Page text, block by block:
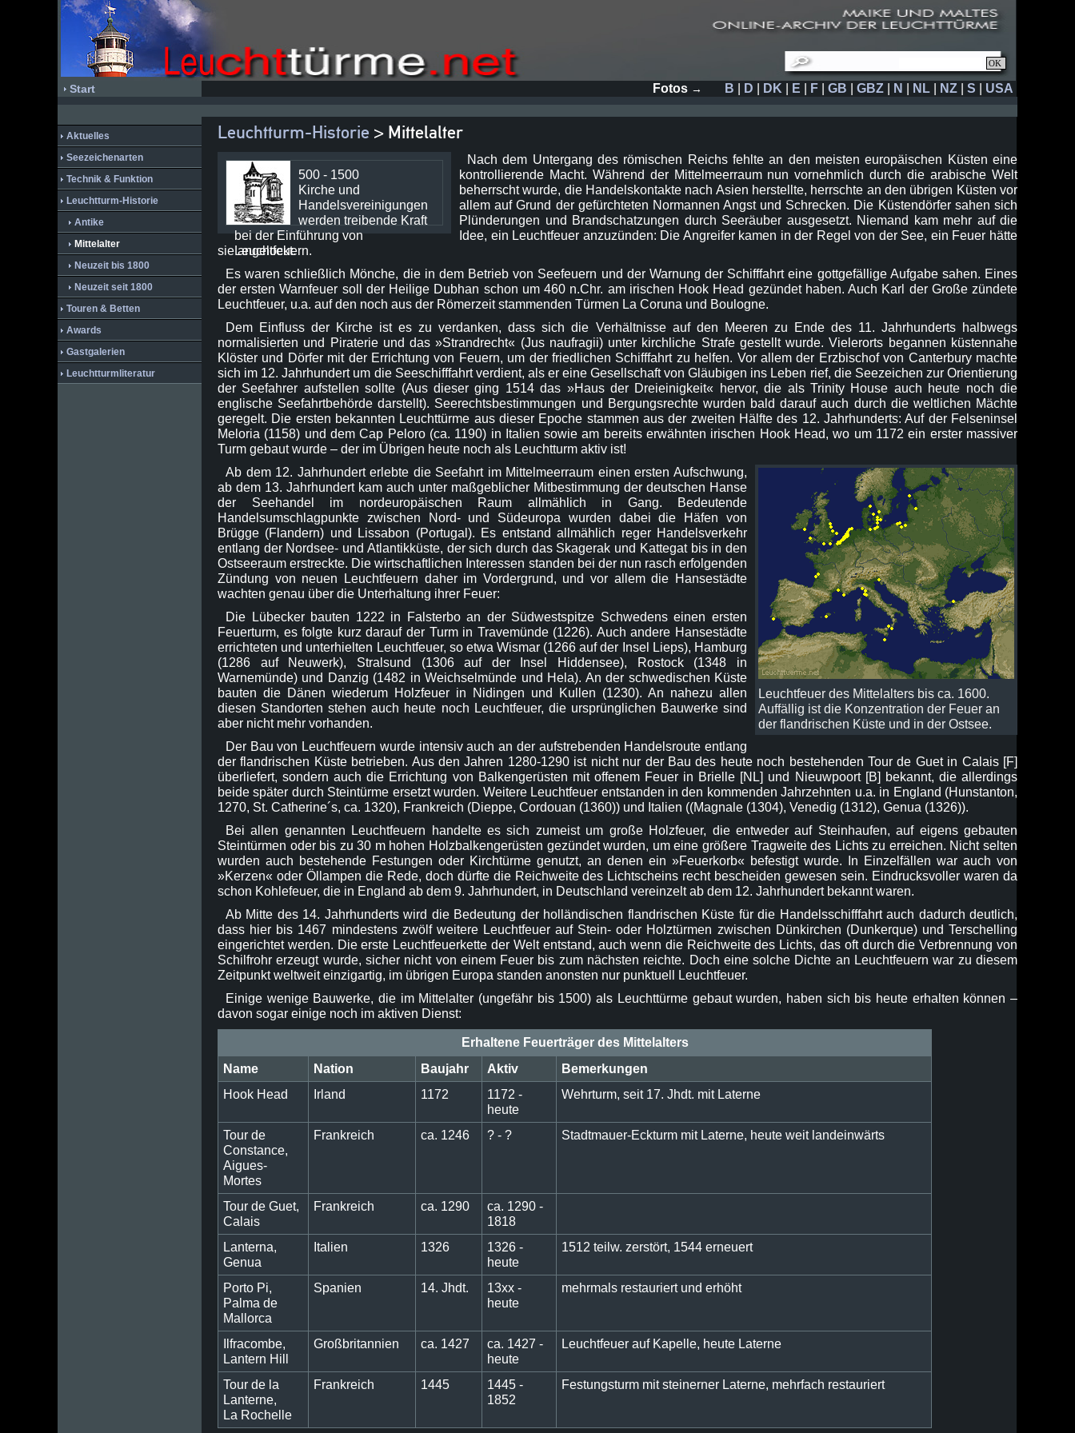
Start Fotos → B D DK E F GB GBZ N NL NZ S USA
Aktuelles
Seezeichenarten
Technik & Funktion
Leuchtturm-Historie
Antike
Mittelalter
Neuzeit bis 1800
Neuzeit seit 1800
Touren & Betten
Awards
Gastgalerien
Leuchtturmliteratur
Leuchtturm-Historie > Mittelalter
500 - 1500
Kirche und
Handelsvereinigungen
werden treibende Kraft
bei der Einführung von
Leuchtfeuern.
Nach dem Untergang des römischen Reichs fehlte an den meisten europäischen Küsten eine
kontrollierende Macht. Während der Mittelmeerraum nun vornehmlich durch die arabische Welt
beherrscht wurde, die Handelskontakte nach Asien herstellte, herrschte an den übrigen Küsten vor
allem auf Grund der gefürchteten Normannen Angst und Schrecken. Die Küstendörfer sahen sich
Plünderungen und Brandschatzungen durch Seeräuber ausgesetzt. Niemand kam mehr auf die
Idee, ein Leuchtfeuer anzuzünden: Die Angreifer kamen in der Regel von der See, ein Feuer hätte
sie angelockt.
Es waren schließlich Mönche, die in dem Betrieb von Seefeuern und der Warnung der Schifffahrt eine gottgefällige Aufgabe sahen. Eines
der ersten Warnfeuer soll der Heilige Dubhan schon um 460 n.Chr. am irischen Hook Head gezündet haben. Auch Karl der Große zündete
Leuchtfeuer, u.a. auf den noch aus der Römerzeit stammenden Türmen La Coruna und Boulogne.
Dem Einfluss der Kirche ist es zu verdanken, dass sich die Verhältnisse auf den Meeren zu Ende des 11. Jahrhunderts halbwegs
normalisierten und Piraterie und das »Strandrecht« (Jus naufragii) unter kirchliche Strafe gestellt wurde. Vielerorts begannen küstennahe
Klöster und Dörfer mit der Errichtung von Feuern, um der friedlichen Schifffahrt zu helfen. Vor allem der Erzbischof von Canterbury machte
sich im 12. Jahrhundert um die Seeschifffahrt verdient, als er eine Gesellschaft von Gläubigen ins Leben rief, die Seezeichen zur Orientierung
der Seefahrer aufstellen sollte (Aus dieser ging 1514 das »Haus der Dreieinigkeit« hervor, die als Trinity House auch heute noch die
englische Seefahrtbehörde darstellt). Seerechtsbestimmungen und Bergungsrechte wurden bald darauf auch durch die weltlichen Mächte
geregelt. Die ersten bekannten Leuchttürme aus dieser Epoche stammen aus der zweiten Hälfte des 12. Jahrhunderts: Auf der Felseninsel
Meloria (1158) und dem Cap Peloro (ca. 1190) in Italien sowie am bereits erwähnten irischen Hook Head, wo um 1172 ein erster massiver
Turm gebaut wurde – der im Übrigen heute noch als Leuchtturm aktiv ist!
Leuchtfeuer des Mittelalters bis ca. 1600.
Auffällig ist die Konzentration der Feuer an
der flandrischen Küste und in der Ostsee.
Ab dem 12. Jahrhundert erlebte die Seefahrt im Mittelmeerraum einen ersten Aufschwung,
ab dem 13. Jahrhundert kam auch unter maßgeblicher Mitbestimmung der deutschen Hanse
der Seehandel im nordeuropäischen Raum allmählich in Gang. Bedeutende
Handelsumschlagpunkte zwischen Nord- und Südeuropa wurden dabei die Häfen von
Brügge (Flandern) und Lissabon (Portugal). Es entstand allmählich reger Handelsverkehr
entlang der Nordsee- und Atlantikküste, der sich durch das Skagerak und Kattegat bis in den
Ostseeraum erstreckte. Die wirtschaftlichen Interessen standen bei der nun rasch erfolgenden
Zündung von neuen Leuchtfeuern daher im Vordergrund, und vor allem die Hansestädte
wachten genau über die Unterhaltung ihrer Feuer:
Die Lübecker bauten 1222 in Falsterbo an der Südwestspitze Schwedens einen ersten
Feuerturm, es folgte kurz darauf der Turm in Travemünde (1226). Auch andere Hansestädte
errichteten und unterhielten Leuchtfeuer, so etwa Wismar (1266 auf der Insel Lieps), Hamburg
(1286 auf Neuwerk), Stralsund (1306 auf der Insel Hiddensee), Rostock (1348 in
Warnemünde) und Danzig (1482 in Weichselmünde und Hela). An der schwedischen Küste
bauten die Dänen wiederum Holzfeuer in Nidingen und Kullen (1230). An nahezu allen
diesen Standorten stehen auch heute noch Leuchtfeuer, die ursprünglichen Bauwerke sind
aber nicht mehr vorhanden.
Der Bau von Leuchtfeuern wurde intensiv auch an der aufstrebenden Handelsroute entlang
der flandrischen Küste betrieben. Aus den Jahren 1280-1290 ist nicht nur der Bau des heute noch bestehenden Tour de Guet in Calais [F]
überliefert, sondern auch die Errichtung von Balkengerüsten mit offenem Feuer in Brielle [NL] und Nieuwpoort [B] bekannt, die allerdings
beide später durch Steintürme ersetzt wurden. Weitere Leuchtfeuer entstanden in den kommenden Jahrzehnten u.a. in England (Hunstanton,
1270, St. Catherine´s, ca. 1320), Frankreich (Dieppe, Cordouan (1360)) und Italien ((Magnale (1304), Venedig (1312), Genua (1326)).
Bei allen genannten Leuchtfeuern handelte es sich zumeist um große Holzfeuer, die entweder auf Steinhaufen, auf eigens gebauten
Steintürmen oder bis zu 30 m hohen Holzbalkengerüsten gezündet wurden, um eine größere Tragweite des Lichts zu erreichen. Nicht selten
wurden auch bestehende Festungen oder Kirchtürme genutzt, an denen ein »Feuerkorb« befestigt wurde. In Einzelfällen war auch von
»Kerzen« oder Öllampen die Rede, doch dürfte die Reichweite des Lichtscheins recht bescheiden gewesen sein. Eindrucksvoller waren da
schon Kohlefeuer, die in England ab dem 9. Jahrhundert, in Deutschland vereinzelt ab dem 12. Jahrhundert bekannt waren.
Ab Mitte des 14. Jahrhunderts wird die Bedeutung der holländischen flandrischen Küste für die Handelsschifffahrt auch dadurch deutlich,
dass hier bis 1467 mindestens zwölf weitere Leuchtfeuer auf Stein- oder Holztürmen zwischen Dünkirchen (Dunkerque) und Terschelling
eingerichtet werden. Die erste Leuchtfeuerkette der Welt entstand, auch wenn die Reichweite des Lichts, das oft durch die Verbrennung von
Schilfrohr erzeugt wurde, sicher nicht von einem Feuer bis zum nächsten reichte. Doch eine solche Dichte an Leuchtfeuern war zu diesem
Zeitpunkt weltweit einzigartig, im übrigen Europa standen anonsten nur punktuell Leuchtfeuer.
Einige wenige Bauwerke, die im Mittelalter (ungefähr bis 1500) als Leuchttürme gebaut wurden, haben sich bis heute erhalten können –
davon sogar einige noch im aktiven Dienst:
Erhaltene Feuerträger des Mittelalters
Name
Nation Baujahr Aktiv
Bemerkungen
Hook Head
Irland 1172
1172 -
heute
Wehrturm, seit 17. Jhdt. mit Laterne
Tour de
Constance,
Aigues-
Mortes
Frankreich ca. 1246 ? - ? Stadtmauer-Eckturm mit Laterne, heute weit landeinwärts
Tour de Guet,
Calais
Frankreich ca. 1290
ca. 1290 -
1818
Lanterna,
Genua
Italien 1326
1326 -
heute
1512 teilw. zerstört, 1544 erneuert
Porto Pi,
Palma de
Mallorca
Spanien 14. Jhdt.
13xx -
heute
mehrmals restauriert und erhöht
Ilfracombe,
Lantern Hill
Großbritannien ca. 1427
ca. 1427 -
heute
Leuchtfeuer auf Kapelle, heute Laterne
Tour de la
Lanterne,
La Rochelle
Frankreich 1445
1445 -
1852
Festungsturm mit steinerner Laterne, mehrfach restauriert